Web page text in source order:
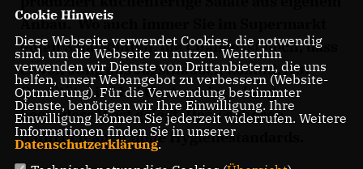
Anbau. Wo auch immer Sie im Supermarkt
einen Salat kaufen, die Chance ist hoch, dass
er von Jung aus Jagsthausen kommt. Auf
Qualität wird bei Gartenfrisch Jung
besonders Wert gelegt. Dazu gehören
natürlich auch hohe Hygienestandards.
Cookie Hinweis
Diese Webseite verwendet Cookies, die notwendig
sind, um die Webseite zu nutzen. Weiterhin
verwenden wir Dienste von Drittanbietern, die uns
helfen, unser Webangebot zu verbessern (Website-
Optmierung). Für die Verwendung bestimmter
Dienste, benötigen wir Ihre Einwilligung. Ihre
Einwilligung können Sie jederzeit widerrufen. Weitere
Informationen finden Sie in unserer
Datenschutzerklärung.